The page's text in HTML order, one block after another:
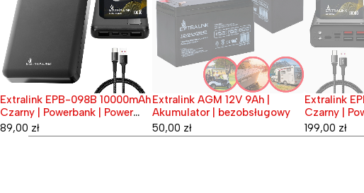
098B 10000mAh
| Power
C
Wyprzedane
Extralink AGM 12V 9Ah |
Akumulator | bezobsługowy
Wyprzedane
Extralink EPB-112
Czarny | Powerbank |
bank, USB-C